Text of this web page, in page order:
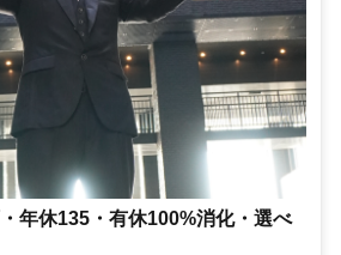
年休135・有休100%消化・選べ